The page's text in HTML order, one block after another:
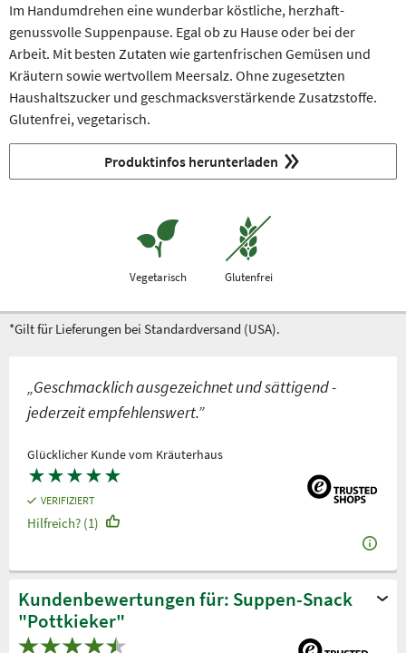
Im Handumdrehen eine wunderbar köstliche, herzhaft-
genussvolle Suppenpause. Egal ob zu Hause oder bei der
Arbeit. Mit besten Zutaten wie gartenfrischen Gemüsen und
Kräutern sowie wertvollem Meersalz. Ohne zugesetzten
Haushaltszucker und geschmacksverstärkende Zusatzstoffe.
Glutenfrei, vegetarisch.
Produktinfos herunterladen
Vegetarisch Glutenfrei
*Gilt für Lieferungen bei Standardversand (USA).
„Geschmacklich ausgezeichnet und sättigend -
jederzeit empfehlenswert.”
Glücklicher Kunde vom Kräuterhaus
★★★★★
VERIFIZIERT
Hilfreich? (1)
Kundenbewertungen für: Suppen-Snack
"Pottkieker"